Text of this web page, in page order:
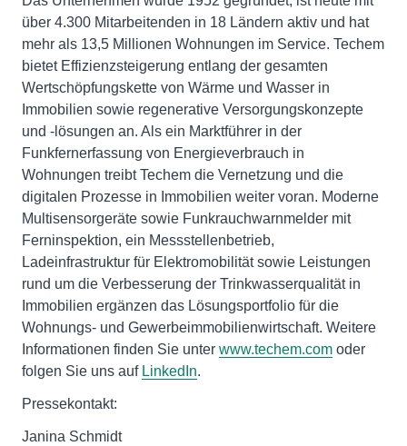
über 4.300 Mitarbeitenden in 18 Ländern aktiv und hat
mehr als 13,5 Millionen Wohnungen im Service. Techem
bietet Effizienzsteigerung entlang der gesamten
Wertschöpfungskette von Wärme und Wasser in
Immobilien sowie regenerative Versorgungskonzepte
und -lösungen an. Als ein Marktführer in der
Funkfernerfassung von Energieverbrauch in
Wohnungen treibt Techem die Vernetzung und die
digitalen Prozesse in Immobilien weiter voran. Moderne
Multisensorgeräte sowie Funkrauchwarnmelder mit
Ferninspektion, ein Messstellenbetrieb,
Ladeinfrastruktur für Elektromobilität sowie Leistungen
rund um die Verbesserung der Trinkwasserqualität in
Immobilien ergänzen das Lösungsportfolio für die
Wohnungs- und Gewerbeimmobilienwirtschaft. Weitere
Informationen finden Sie unter www.techem.com oder
folgen Sie uns auf LinkedIn.
Pressekontakt:
Janina Schmidt